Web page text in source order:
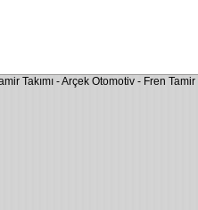
Takımı - Arçek Otomotiv - Fren